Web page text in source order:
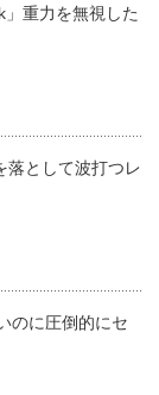
重力を無視した
落として波打つレ
のに圧倒的にセ